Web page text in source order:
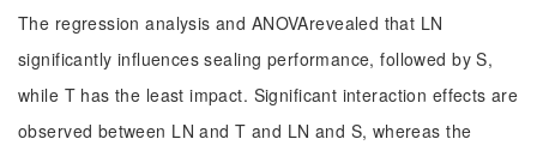
The regression analysis and ANOVArevealed that LN
significantly influences sealing performance, followed by S,
while T has the least impact. Significant interaction effects are
observed between LN and T and LN and S, whereas the